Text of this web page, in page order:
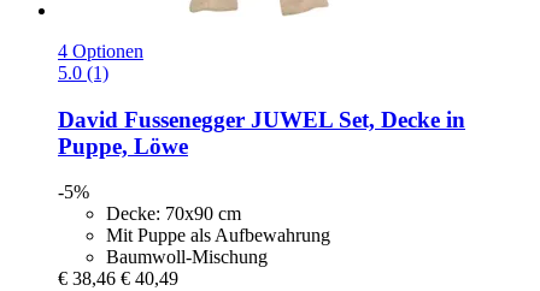
4 Optionen
5.0 (1)
David Fussenegger JUWEL Set, Decke in
Puppe, Löwe
-5%
Decke: 70x90 cm
Mit Puppe als Aufbewahrung
Baumwoll-Mischung
€ 38,46 € 40,49